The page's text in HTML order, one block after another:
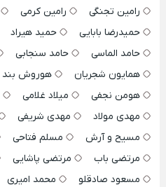
رامین تجنگی
رامین کرمی
حمیدرضا بابایی
حمید هیراد
حامد الماسی
حامد سنجابی
همایون شجریان
هوروش بند
هومن نجفی
میلاد غلامی
مهدی مولاد
مهدی شریفی
مسیح و آرش
مسلم فتاحی
مرتضی باب
مرتضی پاشایی
مسعود صادقلو
محمد امیری